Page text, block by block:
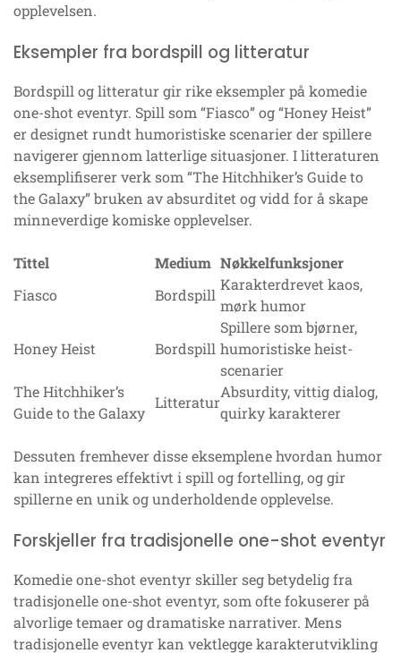
opplevelsen.
Eksempler fra bordspill og litteratur
Bordspill og litteratur gir rike eksempler på komedie
one-shot eventyr. Spill som “Fiasco” og “Honey Heist”
er designet rundt humoristiske scenarier der spillere
navigerer gjennom latterlige situasjoner. I litteraturen
eksemplifiserer verk som “The Hitchhiker’s Guide to
the Galaxy” bruken av absurditet og vidd for å skape
minneverdige komiske opplevelser.
Tittel Medium Nøkkelfunksjoner
Fiasco
Bordspill
Karakterdrevet kaos,
mørk humor
Honey Heist Bordspill
Spillere som bjørner,
humoristiske heist-
scenarier
The Hitchhiker’s
Guide to the Galaxy
Litteratur
Absurdity, vittig dialog,
quirky karakterer
Dessuten fremhever disse eksemplene hvordan humor
kan integreres effektivt i spill og fortelling, og gir
spillerne en unik og underholdende opplevelse.
Forskjeller fra tradisjonelle one-shot eventyr
Komedie one-shot eventyr skiller seg betydelig fra
tradisjonelle one-shot eventyr, som ofte fokuserer på
alvorlige temaer og dramatiske narrativer. Mens
tradisjonelle eventyr kan vektlegge karakterutvikling